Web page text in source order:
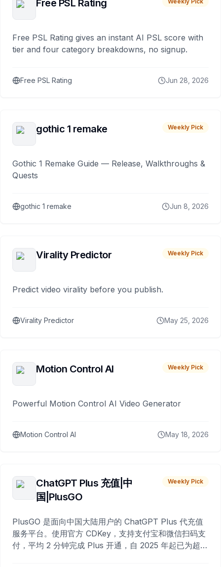
Free PSL Rating
Free PSL Rating gives an instant AI PSL score with
tier and four category breakdowns, no signup.
Free PSL Rating Jun 28, 2026
gothic 1 remake Weekly Pick
Gothic 1 Remake Guide — Release, Walkthroughs &
Quests
gothic 1 remake Jun 8, 2026
Virality Predictor Weekly Pick
Predict video virality before you publish.
Virality Predictor May 25, 2026
Motion Control AI Weekly Pick
Powerful Motion Control AI Video Generator
Motion Control AI May 18, 2026
ChatGPT Plus 充值|中
国|PlusGO
Weekly Pick
PlusGO 是面向中国大陆用户的 ChatGPT Plus 代充值
服务平台。使用官方 CDKey，支持支付宝和微信扫码支
付，平均 2 分钟完成 Plus 开通，自 2025 年起已为超过